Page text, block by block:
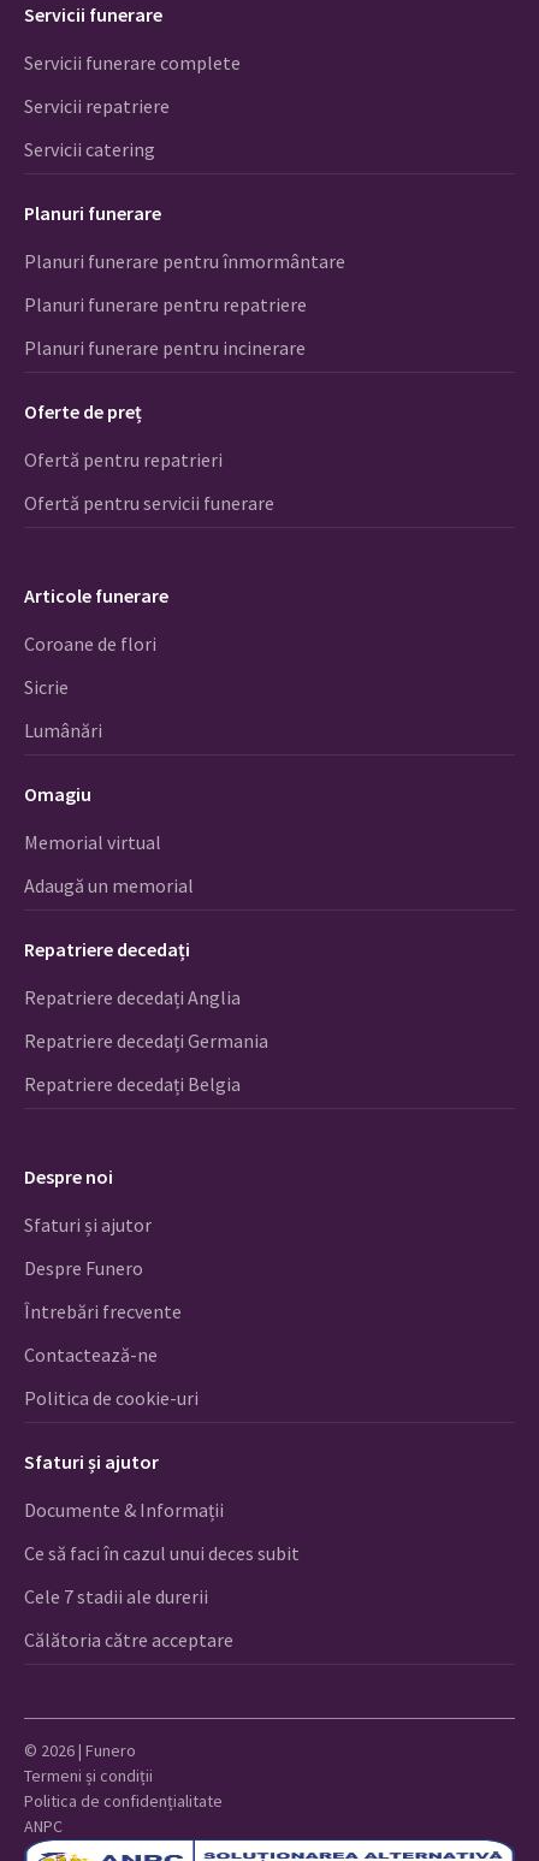
Servicii funerare
Servicii funerare complete
Servicii repatriere
Servicii catering
Planuri funerare
Planuri funerare pentru înmormântare
Planuri funerare pentru repatriere
Planuri funerare pentru incinerare
Oferte de preț
Ofertă pentru repatrieri
Ofertă pentru servicii funerare
Articole funerare
Coroane de flori
Sicrie
Lumânări
Omagiu
Memorial virtual
Adaugă un memorial
Repatriere decedați
Repatriere decedați Anglia
Repatriere decedați Germania
Repatriere decedați Belgia
Despre noi
Sfaturi și ajutor
Despre Funero
Întrebări frecvente
Contactează-ne
Politica de cookie-uri
Sfaturi și ajutor
Documente & Informații
Ce să faci în cazul unui deces subit
Cele 7 stadii ale durerii
Călătoria către acceptare
© 2026 | Funero
Termeni și condiții
Politica de confidențialitate
ANPC